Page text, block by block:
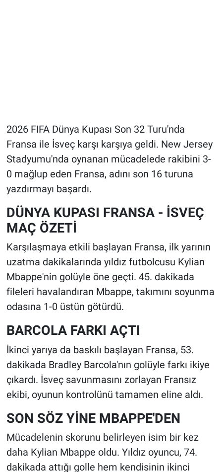
2026 FIFA Dünya Kupası Son 32 Turu'nda
Fransa ile İsveç karşı karşıya geldi. New Jersey
Stadyumu'nda oynanan mücadelede rakibini 3-
0 mağlup eden Fransa, adını son 16 turuna
yazdırmayı başardı.
DÜNYA KUPASI FRANSA - İSVEÇ
MAÇ ÖZETİ
Karşılaşmaya etkili başlayan Fransa, ilk yarının
uzatma dakikalarında yıldız futbolcusu Kylian
Mbappe'nin golüyle öne geçti. 45. dakikada
fileleri havalandıran Mbappe, takımını soyunma
odasına 1-0 üstün götürdü.
BARCOLA FARKI AÇTI
İkinci yarıya da baskılı başlayan Fransa, 53.
dakikada Bradley Barcola'nın golüyle farkı ikiye
çıkardı. İsveç savunmasını zorlayan Fransız
ekibi, oyunun kontrolünü tamamen eline aldı.
SON SÖZ YİNE MBAPPE'DEN
Mücadelenin skorunu belirleyen isim bir kez
daha Kylian Mbappe oldu. Yıldız oyuncu, 74.
dakikada attığı golle hem kendisinin ikinci